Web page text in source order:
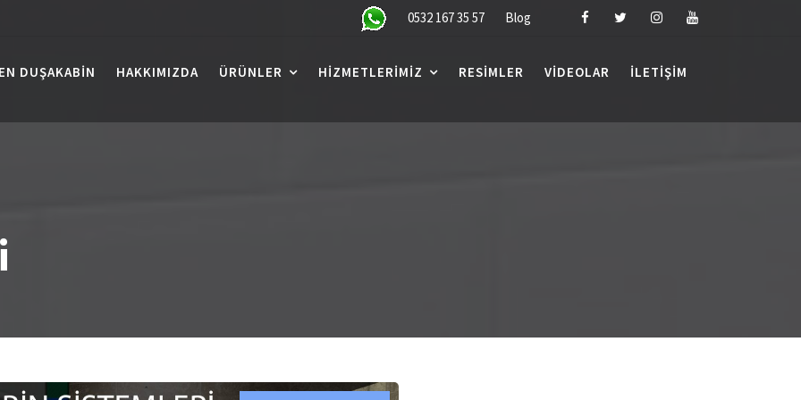
0532 167 35 57 Blog
DUŞAKABIN HAKKIMIZDA ÜRÜNLER HIZMETLERIMIZ RESIMLER VIDEOLAR İLETIŞIM